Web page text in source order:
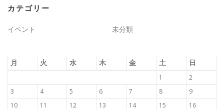
カテゴリー
イベント 未分類
月 火 水 木 金 土 日
1
2
3
4 5 6 7 8
9
10
11 12 13 14 15
16